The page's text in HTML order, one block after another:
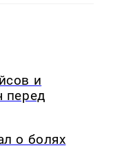
и
перед
о болях